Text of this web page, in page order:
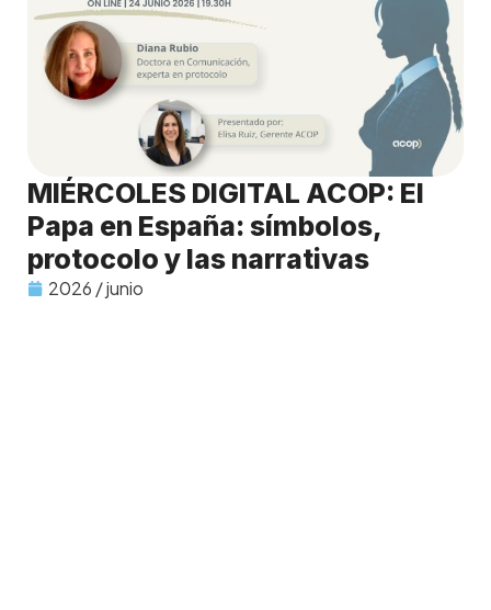
MIÉRCOLES DIGITAL ACOP: El
Papa en España: símbolos,
protocolo y las narrativas
2026 / junio